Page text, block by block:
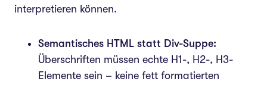
interpretieren können.
Semantisches HTML statt Div-Suppe:
Überschriften müssen echte H1-, H2-, H3-
Elemente sein – keine fett formatierten